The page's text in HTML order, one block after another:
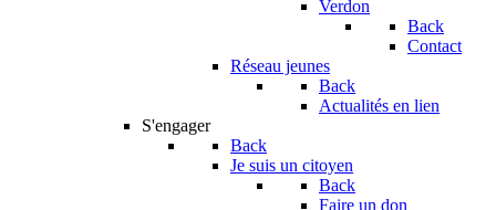
Verdon
Back
Contact
Réseau jeunes
Back
Actualités en lien
S'engager
Back
Je suis un citoyen
Back
Faire un don